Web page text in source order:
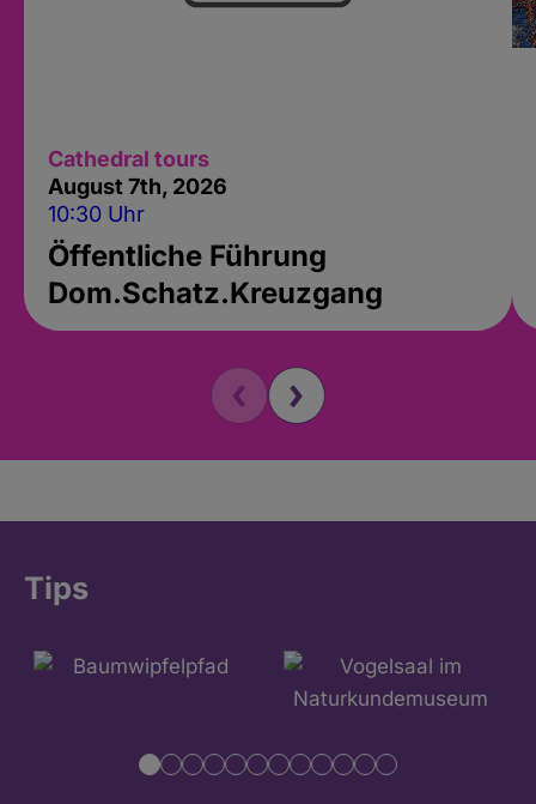
Cathedral tours
August 7th, 2026
10:30 Uhr
Öffentliche Führung
Dom.Schatz.Kreuzgang
Tips